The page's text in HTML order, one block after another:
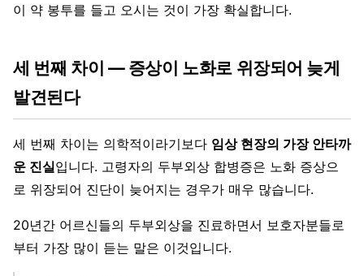
이 약 봉투를 들고 오시는 것이 가장 확실합니다.
세 번째 차이 — 증상이 노화로 위장되어 늦게
발견된다
세 번째 차이는 의학적이라기보다 임상 현장의 가장 안타까
운 진실입니다. 고령자의 두부외상 합병증은 노화 증상으
로 위장되어 진단이 늦어지는 경우가 매우 많습니다.
20년간 어르신들의 두부외상을 진료하면서 보호자분들로
부터 가장 많이 듣는 말은 이것입니다.